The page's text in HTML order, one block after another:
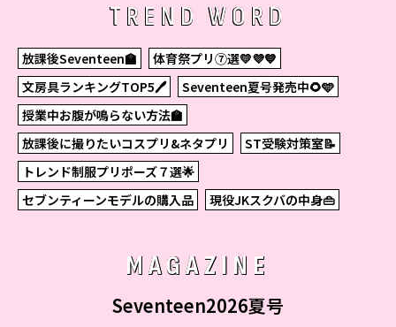
TREND WORD
放課後Seventeen🏫
体育祭プリ⑦選💛💜💙
文房具ランキングTOP5🖊
Seventeen夏号発売中🌻🩵
授業中お腹が鳴らない方法🏫
放課後に撮りたいコスプリ&ネタプリ
ST受験対策室📝
トレンド制服プリポーズ７選🌟
セブンティーンモデルの購入品
現役JKスクバの中身👜
MAGAZINE
Seventeen2026夏号